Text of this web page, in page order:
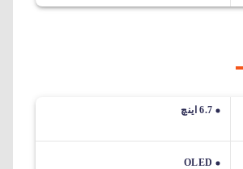
6.7 اینچ
OLED